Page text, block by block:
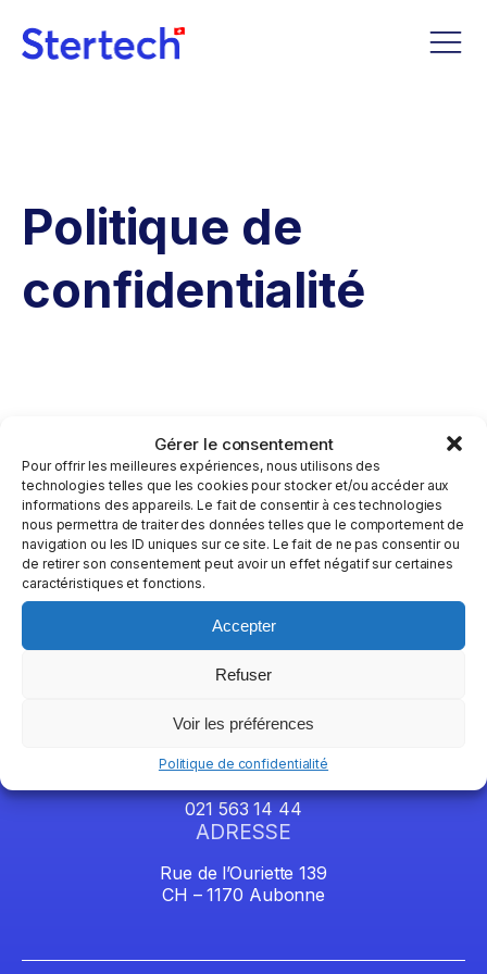
Gérer le consentement
Pour offrir les meilleures expériences, nous utilisons des
technologies telles que les cookies pour stocker et/ou accéder aux
informations des appareils. Le fait de consentir à ces technologies
nous permettra de traiter des données telles que le comportement de
navigation ou les ID uniques sur ce site. Le fait de ne pas consentir ou
de retirer son consentement peut avoir un effet négatif sur certaines
caractéristiques et fonctions.
Accepter
Refuser
Voir les préférences
Politique de confidentialité
Politique de
confidentialité
TÉLÉPHONE
021 563 14 44
ADRESSE
Rue de l’Ouriette 139
CH – 1170 Aubonne